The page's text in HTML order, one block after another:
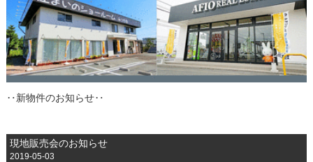
‥新物件のお知らせ‥
現地販売会のお知らせ
2019-05-03